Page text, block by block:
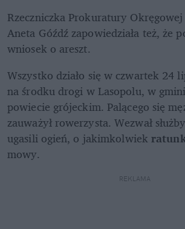
Rzeczniczka Prokuratury
Aneta Góźdź zapowiedziała też, że
wniosek o areszt.
Wszystko działo się w czwartek 24
na środku drogi w Lasopolu, w
powiecie grójeckim. Palącego się
zauważył rowerzysta. Wezwał
ugasili ogień, o jakimkolwiek
mowy.
REKLAMA